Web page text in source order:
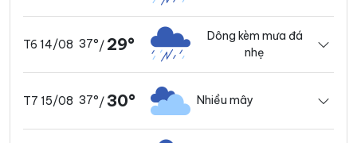
T6 14/08 37°/ 29°
Dông kèm mưa đá
nhẹ
T7 15/08 37°/30° Nhiều mây